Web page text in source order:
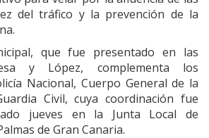
del tráfico y la prevención de la
que fue presentado en las
y López, complementa los
Nacional, Cuerpo General de la
Civil, cuya coordinación fue
jueves en la Junta Local de
de Gran Canaria.